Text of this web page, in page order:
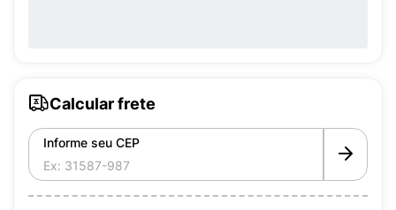
Calcular frete
Informe seu CEP